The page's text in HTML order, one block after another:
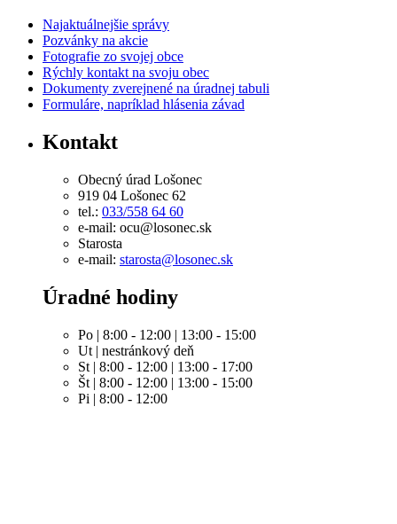
Najaktuálnejšie správy
Pozvánky na akcie
Fotografie zo svojej obce
Rýchly kontakt na svoju obec
Dokumenty zverejnené na úradnej tabuli
Formuláre, napríklad hlásenia závad
Kontakt
Obecný úrad Lošonec
919 04 Lošonec 62
tel.: 033/558 64 60
e-mail: ocu@losonec.sk
Starosta
e-mail: starosta@losonec.sk
Úradné hodiny
Po | 8:00 - 12:00 | 13:00 - 15:00
Ut | nestránkový deň
St | 8:00 - 12:00 | 13:00 - 17:00
Št | 8:00 - 12:00 | 13:00 - 15:00
Pi | 8:00 - 12:00